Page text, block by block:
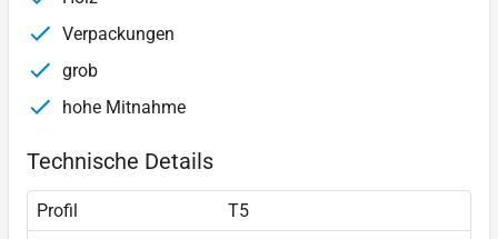
Verpackungen
grob
hohe Mitnahme
Technische Details
Profil
T5